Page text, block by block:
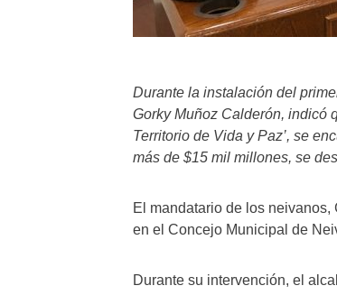
Durante la instalación del
Gorky Muñoz Calderón, indicó
Territorio de Vida y Paz’, se
más de $15 mil millones, se
El mandatario de los
en el Concejo Municipal de
Durante su intervención, el